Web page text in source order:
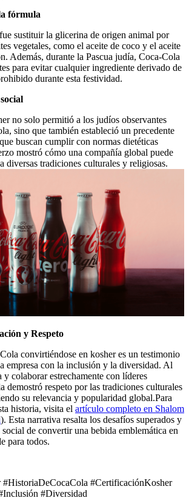
fórmula
sustituir la glicerina de origen animal por
vegetales, como el aceite de coco y el aceite
Además, durante la Pascua judía, Coca-Cola
para evitar cualquier ingrediente derivado de
durante esta festividad.
no solo permitió a los judíos observantes
sino que también estableció un precedente
buscan cumplir con normas dietéticas
mostró cómo una compañía global puede
diversas tradiciones culturales y religiosas.
y Respeto
convirtiéndose en kosher es un testimonio
empresa con la inclusión y la diversidad. Al
colaborar estrechamente con líderes
demostró respeto por las tradiciones culturales
su relevancia y popularidad global.Para
historia, visita el artículo completo en Shalom
). Esta narrativa resalta los desafíos superados y
de convertir una bebida emblemática en
para todos.
#HistoriaDeCocaCola #CertificaciónKosher
#Diversidad